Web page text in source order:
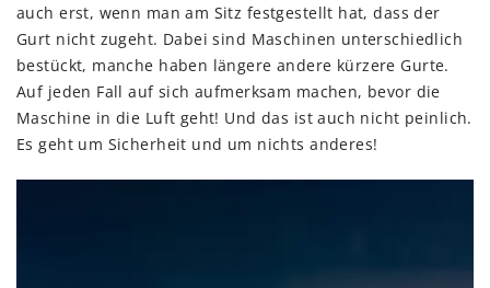
auch erst, wenn man am Sitz festgestellt hat, dass der
Gurt nicht zugeht. Dabei sind Maschinen unterschiedlich
bestückt, manche haben längere andere kürzere Gurte.
Auf jeden Fall auf sich aufmerksam machen, bevor die
Maschine in die Luft geht! Und das ist auch nicht peinlich.
Es geht um Sicherheit und um nichts anderes!